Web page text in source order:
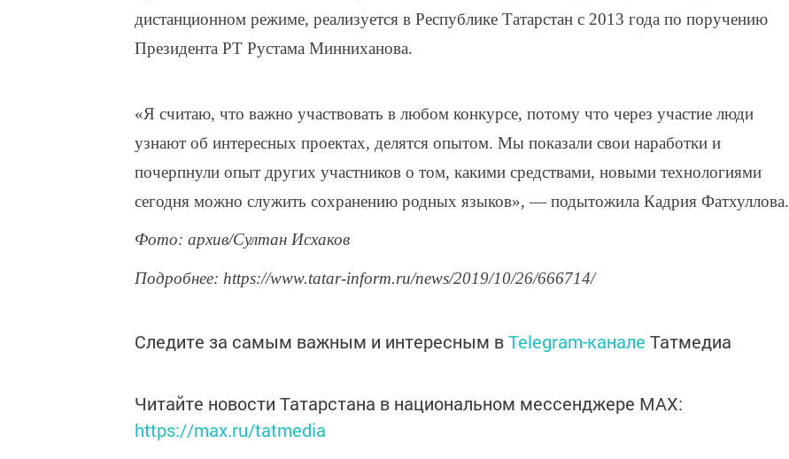
дистанционном режиме, реализуется в Республике Татарстан с 2013 года по поручению
Президента РТ Рустама Минниханова.
«Я считаю, что важно участвовать в любом конкурсе, потому что через участие люди
узнают об интересных проектах, делятся опытом. Мы показали свои наработки и
почерпнули опыт других участников о том, какими средствами, новыми технологиями
сегодня можно служить сохранению родных языков», — подытожила Кадрия Фатхуллова.
Фото: архив/Султан Исхаков
Подробнее: https://www.tatar-inform.ru/news/2019/10/26/666714/
Следите за самым важным и интересным вTelegram-канале Татмедиа
Читайте новости Татарстана в национальном мессенджере MАХ:
https://max.ru/tatmedia